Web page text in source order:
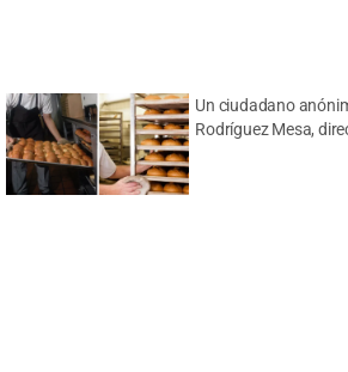
Un ciudadano
Rodríguez Mesa,